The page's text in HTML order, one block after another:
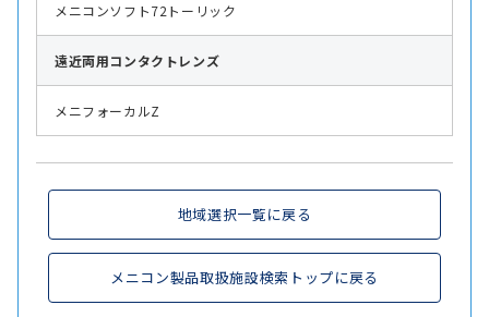
メニコンソフト72トーリック
遠近両用コンタクトレンズ
メニフォーカルZ
地域選択一覧に戻る
メニコン製品取扱施設検索トップに戻る